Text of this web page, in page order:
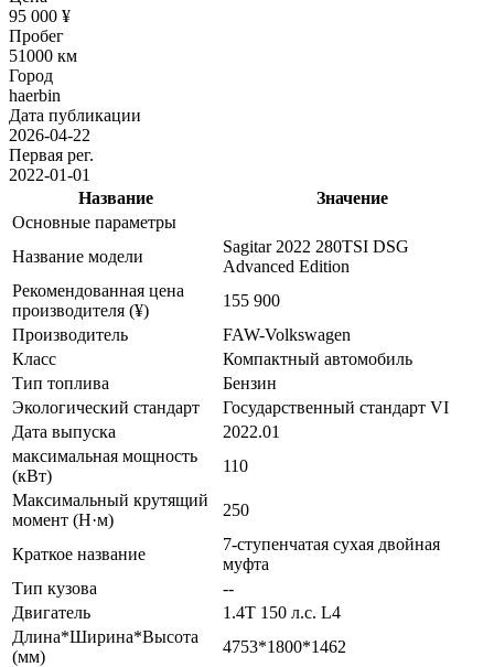
95 000 ¥
Пробег
51000 км
Город
haerbin
Дата публикации
2026-04-22
Первая рег.
2022-01-01
Название
Значение
Основные параметры
Название модели
Sagitar 2022 280TSI DSG
Advanced Edition
Рекомендованная цена
производителя (¥)
155 900
Производитель
FAW-Volkswagen
Класс
Компактный автомобиль
Тип топлива
Бензин
Экологический стандарт
Государственный стандарт VI
Дата выпуска
2022.01
максимальная мощность
(кВт)
110
Максимальный крутящий
момент (Н·м)
250
Краткое название
7-ступенчатая сухая двойная
муфта
Тип кузова
--
Двигатель
1.4T 150 л.с. L4
Длина*Ширина*Высота
(мм)
4753*1800*1462